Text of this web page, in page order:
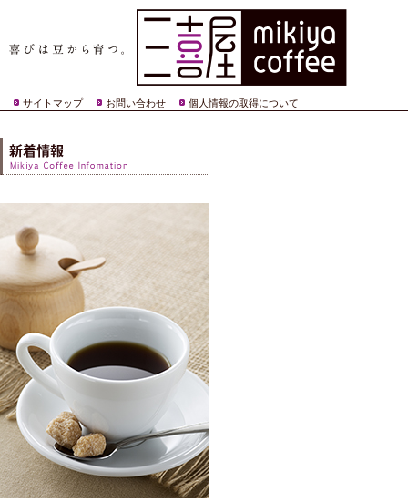
サイトマップ お問い合わせ 個人情報の取得について